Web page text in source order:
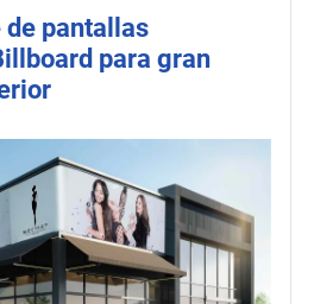
de pantallas
para gran